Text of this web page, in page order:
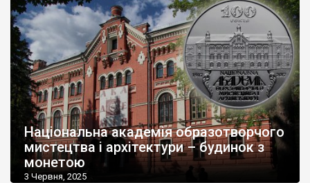
Національна академія образотворчого
мистецтва і архітектури – будинок з
монетою
3 Червня, 2025